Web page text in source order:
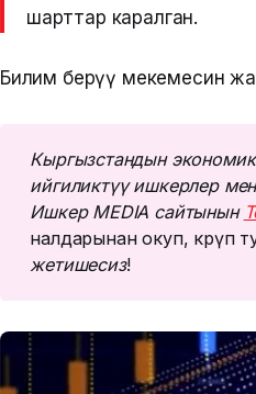
шарттар каралган.
Билим берүү мекемесин
Кыргызстандын
ийгиликтүү ишкерлер
Ишкер MEDIA сайтынын
налдарынан окуп, көрүп
жетишесиз!